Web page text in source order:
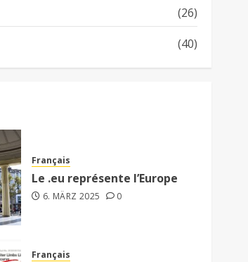
(26)
(40)
Français
Le .eu représente l’Europe
6. MÄRZ 2025 0
Français